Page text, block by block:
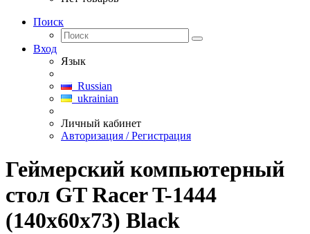
Поиск
Вход
Язык
Russian
ukrainian
Личный кабинет
Авторизация / Регистрация
Геймерский компьютерный
стол GT Racer T-1444
(140x60x73) Black